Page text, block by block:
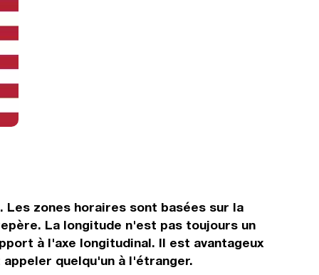
zones horaires sont basées sur la
La longitude n'est pas toujours un
à l'axe longitudinal. Il est avantageux
quelqu'un à l'étranger.